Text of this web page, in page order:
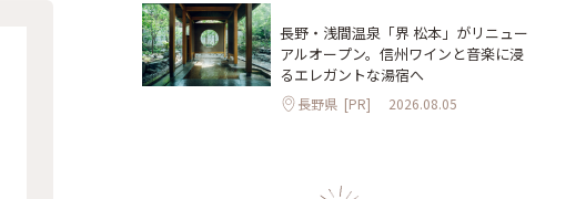
長野・浅間温泉「界 松本」がリニュー
アルオープン。信州ワインと音楽に浸
るエレガントな湯宿へ
長野県 [PR] 2026.08.05